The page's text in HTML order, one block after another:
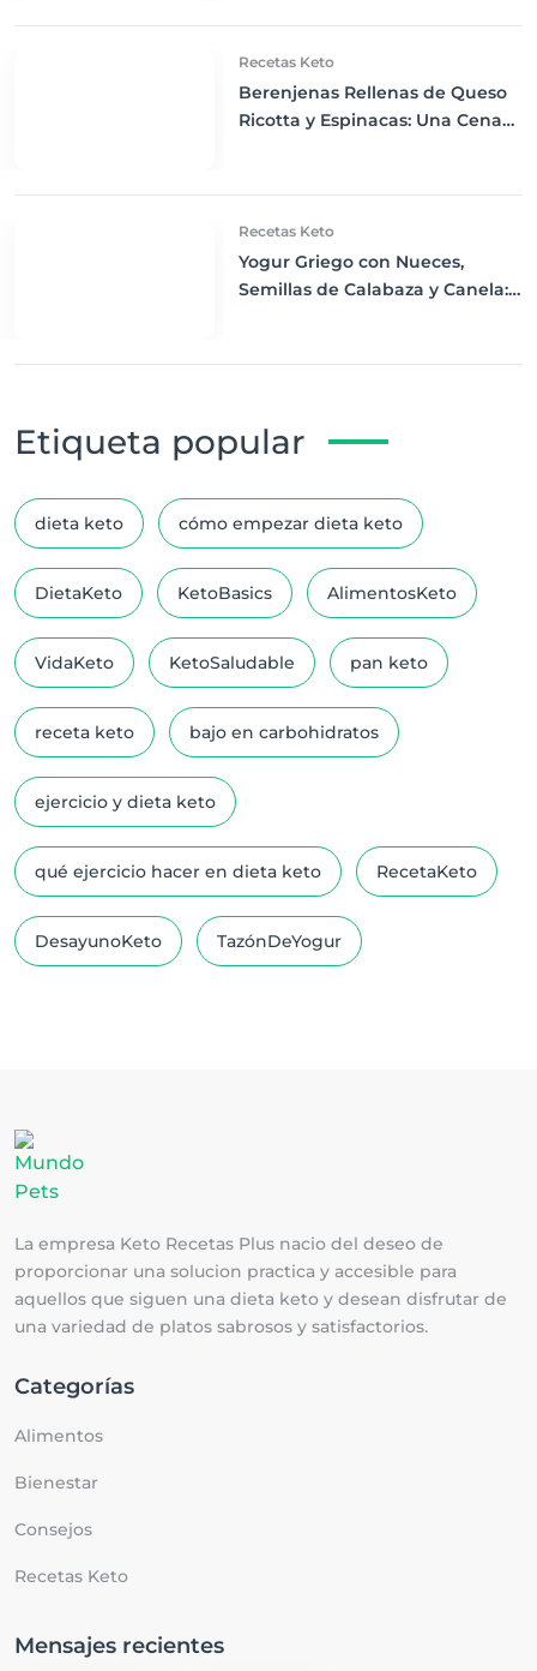
Recetas Keto
Berenjenas Rellenas de Queso
Ricotta y Espinacas: Una Cena
Recetas Keto
Yogur Griego con Nueces,
Semillas de Calabaza y Canela:
Etiqueta popular
dieta keto cómo empezar dieta keto
DietaKeto KetoBasics AlimentosKeto
VidaKeto KetoSaludable pan keto
receta keto bajo en carbohidratos
ejercicio y dieta keto
qué ejercicio hacer en dieta keto RecetaKeto
DesayunoKeto TazónDeYogur
La empresa Keto Recetas Plus nacio del deseo de
proporcionar una solucion practica y accesible para
aquellos que siguen una dieta keto y desean disfrutar de
una variedad de platos sabrosos y satisfactorios.
Categorías
Alimentos
Bienestar
Consejos
Recetas Keto
Mensajes recientes